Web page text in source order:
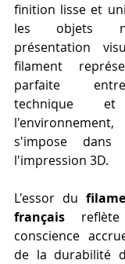
finition lisse et
les objets
présentation
filament
parfaite
technique
s'impose
l'impression 3D.
L'essor du
français
conscience
de la durabilité